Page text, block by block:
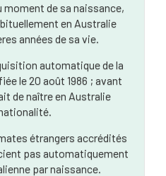
australienne pour les
?
de sa naissance,
en Australie
années de sa vie.
automatique de la
le 20 août 1986 ; avant
de naître en Australie
étrangers accrédités
pas automatiquement
par naissance.